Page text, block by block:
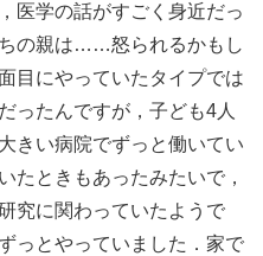
医学の話がすごく身近だっ
の親は……怒られるかもし
目にやっていたタイプでは
ったんですが，子ども4人
きい病院でずっと働いてい
たときもあったみたいで，
究に関わっていたようで
っとやっていました．家で